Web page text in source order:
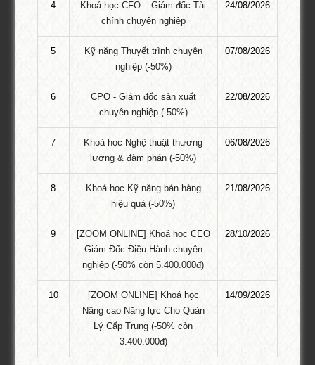
cộ, dụng cụ – đồ nghề, …); Man …
Xuất phát điểm Khóa Học Kaizen và 5S. Hiện nay, “việc cải tiến
liên tục (Kaizen) các quá trình” là mục tiêu của nhiều doanh
nghiệp. Kaizen bao gồm việc sáng tạo và thực hiện những ý
tưởng nhằm đạt được mục tiêu bằng những phương pháp mang
lại hiệu quả cao hơn. Mục tiêu …
Khóa Học Quản Lý Kho – Online
Cấp chứng nhận quản lý kho bản cứng cho học viên ngay sau khi
gia Tạ Thị Phước Thạnh giảng dạy. Đây là phiên bản đặc biệt
dành cho các …
Khóa Học Tổ Chức Sản Xuất Với Các Mô
Hình Quản Lý Tiên Tiến
Xuất phát điểm Khóa Học Tổ Chức Sản Xuất Với Các Mô Hình
Quản Lý Tiên Tiến. Trong mỗi doanh nghiệp, các doanh chủ cần
4
Khoá học CFO – Giám đốc Tài
chính chuyên nghiệp
24/08/2026
5
Kỹ năng Thuyết trình chuyên
nghiệp (-50%)
07/08/2026
6
CPO - Giám đốc sản xuất
chuyên nghiệp (-50%)
22/08/2026
7
Khoá học Nghệ thuật thương
lượng & đàm phán (-50%)
06/08/2026
8
Khoá học Kỹ năng bán hàng
hiệu quả (-50%)
21/08/2026
9
[ZOOM ONLINE] Khoá học CEO
Giám Đốc Điều Hành chuyên
nghiệp (-50% còn 5.400.000đ)
28/10/2026
10
[ZOOM ONLINE] Khoá học
Nâng cao Năng lực Cho Quản
Lý Cấp Trung (-50% còn
3.400.000đ)
14/09/2026